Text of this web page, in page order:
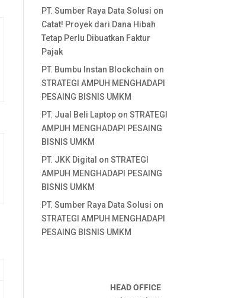
PT. Sumber Raya Data Solusi on
Catat! Proyek dari Dana Hibah
Tetap Perlu Dibuatkan Faktur
Pajak
PT. Bumbu Instan Blockchain on
STRATEGI AMPUH MENGHADAPI
PESAING BISNIS UMKM
PT. Jual Beli Laptopon STRATEGI
AMPUH MENGHADAPI PESAING
BISNIS UMKM
PT. JKK Digital on STRATEGI
AMPUH MENGHADAPI PESAING
BISNIS UMKM
PT. Sumber Raya Data Solusi on
STRATEGI AMPUH MENGHADAPI
PESAING BISNIS UMKM
HEAD OFFICE